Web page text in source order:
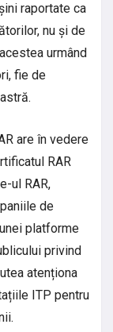
raportate ca
nu și de
urmând
fie de
are în vedere
RAR
ul RAR,
de
platforme
privind
atenționa
ITP pentru